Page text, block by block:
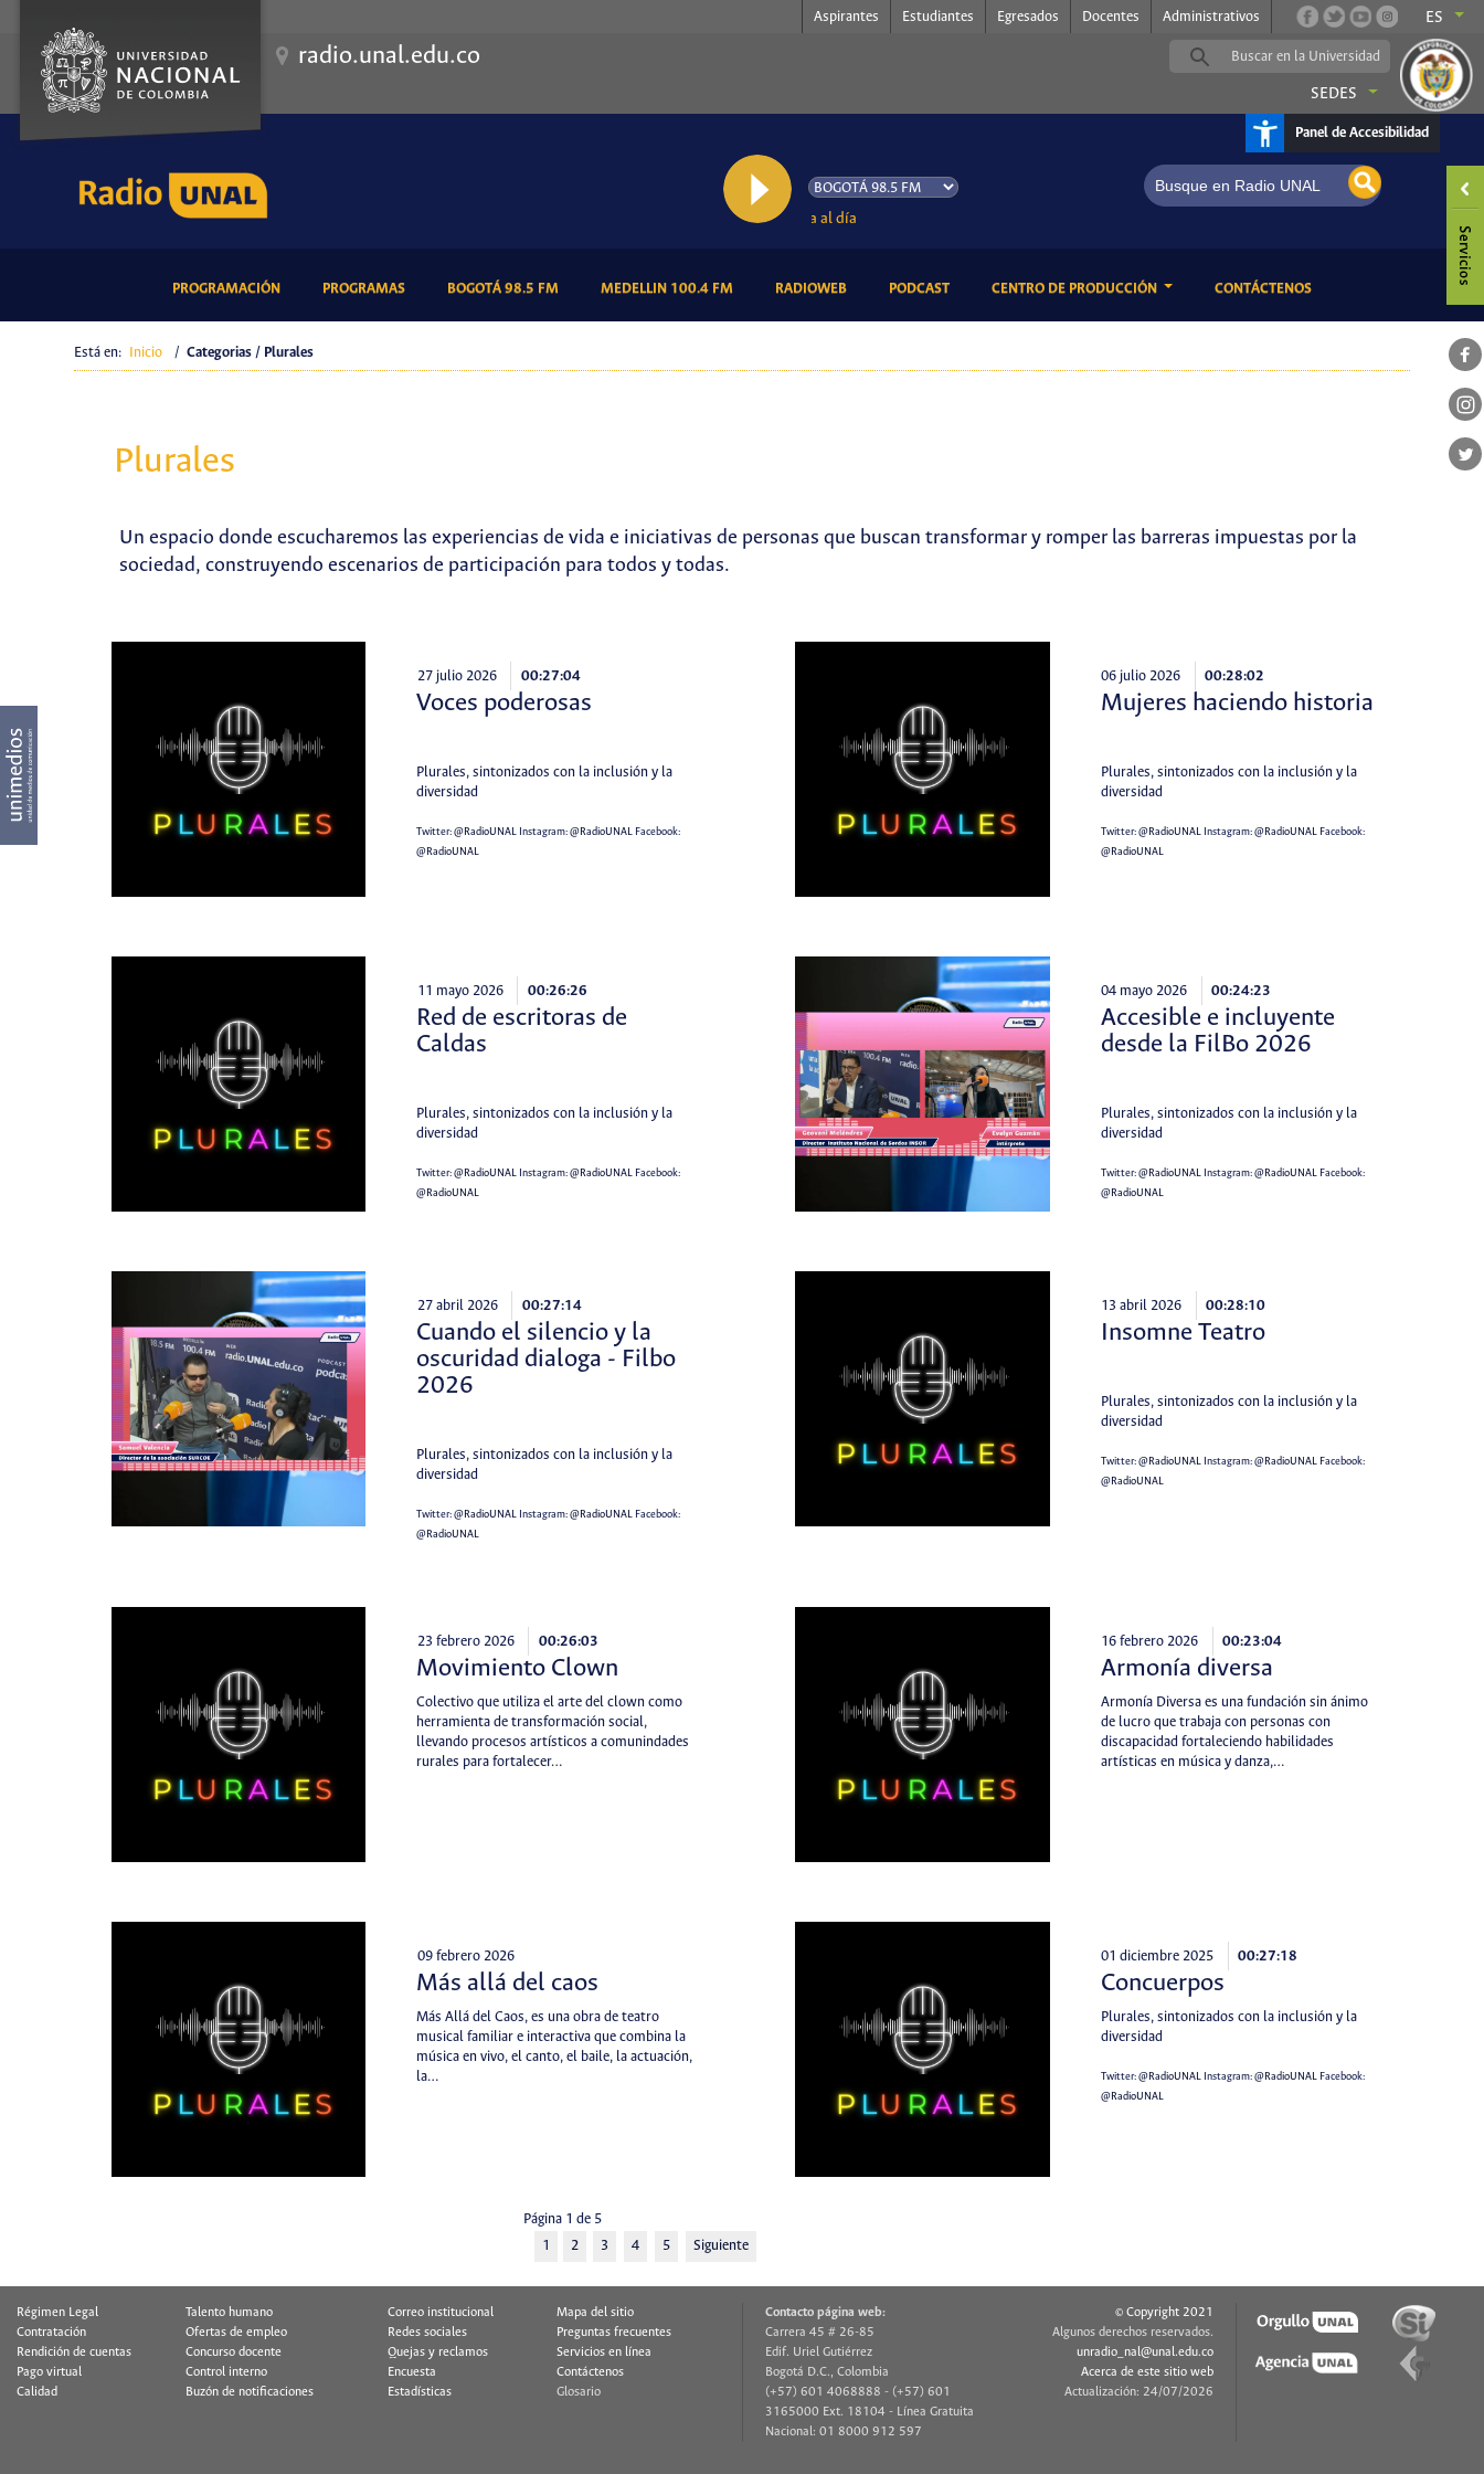
Aspirantes Estudiantes Egresados Docentes Administrativos ES
radio.unal.edu.co
SEDES
Panel de Accesibilidad
AL AIRE: Cultura al día
PROGRAMACIÓN(CURRENT)PROGRAMAS(CURRENT)BOGOTÁ 98.5 FM(CURRENT)MEDELLIN 100.4 FM(CURRENT)RADIOWEB(CURRENT)PODCAST(CURRENT)CENTRO DE PRODUCCIÓN CONTÁCTENOS(CURRENT)
Está en: Inicio / Categorias / Plurales
Plurales
Un espacio donde escucharemos las experiencias de vida e iniciativas de personas que buscan transformar y romper las barreras impuestas por la
sociedad, construyendo escenarios de participación para todos y todas.
27 julio 2026 00:27:04
Voces poderosas
Plurales, sintonizados con la inclusión y la
diversidad
Twitter:@RadioUNAL Instagram:@RadioUNAL Facebook:
@RadioUNAL
06 julio 2026 00:28:02
Mujeres haciendo historia
Plurales, sintonizados con la inclusión y la
diversidad
Twitter:@RadioUNALInstagram:@RadioUNALFacebook:
@RadioUNAL
11 mayo 2026 00:26:26
Red de escritoras de
Caldas
Plurales, sintonizados con la inclusión y la
diversidad
Twitter:@RadioUNAL Instagram:@RadioUNAL Facebook:
@RadioUNAL
04 mayo 2026 00:24:23
Accesible e incluyente
desde la FilBo 2026
Plurales, sintonizados con la inclusión y la
diversidad
Twitter:@RadioUNALInstagram:@RadioUNALFacebook:
@RadioUNAL
27 abril 2026 00:27:14
Cuando el silencio y la
oscuridad dialoga - Filbo
2026
Plurales, sintonizados con la inclusión y la
diversidad
Twitter:@RadioUNAL Instagram:@RadioUNAL Facebook:
@RadioUNAL
13 abril 2026 00:28:10
Insomne Teatro
Plurales, sintonizados con la inclusión y la
diversidad
Twitter:@RadioUNALInstagram:@RadioUNALFacebook:
@RadioUNAL
23 febrero 2026 00:26:03
Movimiento Clown
Colectivo que utiliza el arte del clown como
herramienta de transformación social,
llevando procesos artísticos a comunindades
rurales para fortalecer…
16 febrero 2026 00:23:04
Armonía diversa
Armonía Diversa es una fundación sin ánimo
de lucro que trabaja con personas con
discapacidad fortaleciendo habilidades
artísticas en música y danza,…
09 febrero 2026
Más allá del caos
Más Allá del Caos, es una obra de teatro
musical familiar e interactiva que combina la
música en vivo, el canto, el baile, la actuación,
la…
01 diciembre 2025 00:27:18
Concuerpos
Plurales, sintonizados con la inclusión y la
diversidad
Twitter:@RadioUNALInstagram:@RadioUNALFacebook:
@RadioUNAL
Página 1 de 5
1
2 3 4 5 Siguiente
Régimen Legal
Talento humano
Contratación
Ofertas de empleo
Rendición de cuentas
Concurso docente
Pago virtual
Control interno
Calidad
Buzón de notificaciones
Correo institucional
Mapa del sitio
Redes sociales
Preguntas frecuentes
Quejas y reclamos
Servicios en línea
Encuesta
Contáctenos
Estadísticas
Glosario
Contacto página web:
Carrera 45 # 26-85
Edif. Uriel Gutiérrez
Bogotá D.C., Colombia
(+57) 601 4068888 - (+57) 601
3165000 Ext. 18104 - Línea Gratuita
Nacional: 01 8000 912 597
© Copyright 2021
Algunos derechos reservados.
unradio_nal@unal.edu.co
Acerca de este sitio web
Actualización: 24/07/2026